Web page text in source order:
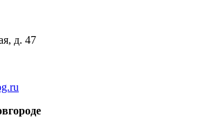
д. 47